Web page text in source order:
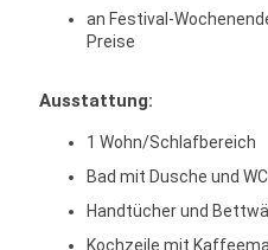
an Festival-
Preise
Ausstattung:
1 Wohn/Schlafbereich
Bad mit Dusche und WC
Handtücher und
Kochzeile mit